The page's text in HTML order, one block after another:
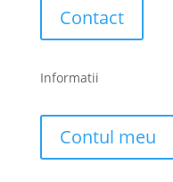
Contact
Informatii
Contul meu